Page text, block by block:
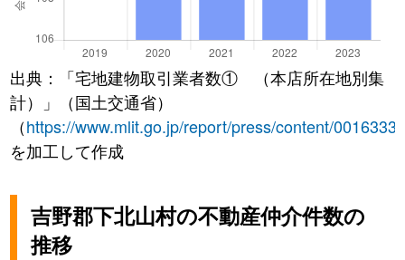
出典：「宅地建物取引業者数① （本店所在地別集
計）」（国土交通省）
（https://www.mlit.go.jp/report/press/content/
を加工して作成
吉野郡下北山村の不動産仲介件数の
推移